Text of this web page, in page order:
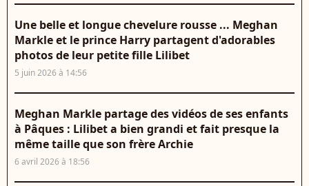
Une belle et longue chevelure rousse ... Meghan
Markle et le prince Harry partagent d'adorables
photos de leur petite fille Lilibet
5 juin 2026 à 14:56
Meghan Markle partage des vidéos de ses enfants
à Pâques : Lilibet a bien grandi et fait presque la
même taille que son frère Archie
6 avril 2026 à 18:56